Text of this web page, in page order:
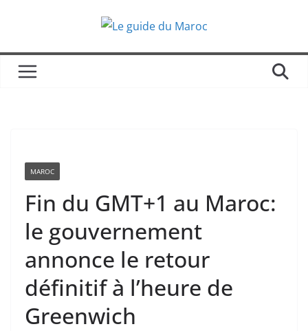
MAROC
Fin du GMT+1 au Maroc:
le gouvernement
annonce le retour
définitif à l’heure de
Greenwich